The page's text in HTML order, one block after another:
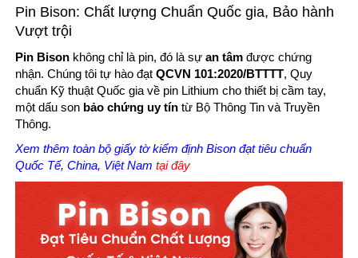
Pin Bison: Chất lượng Chuẩn Quốc gia, Bảo hành
Vượt trội
Pin Bisonkhông chỉ là pin, đó là sự an tâmđược chứng
nhận. Chúng tôi tự hào đạt QCVN 101:2020/BTTTT, Quy
chuẩn Kỹ thuật Quốc gia về pin Lithium cho thiết bị cầm tay,
một dấu son bảo chứng uy tíntừ Bộ Thông Tin và Truyền
Thông.
Xem thêm toàn bộ giấy tờ kiểm định Bison đạt tiêu chuẩn
Quốc Tế, China, Việt Nam tại đây